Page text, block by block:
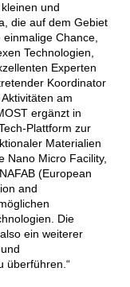
und
die auf dem Gebiet
Chance,
Technologien,
Experten
Koordinator
am
ergänzt in
Plattform zur
Materialien
Nano Micro Facility,
(European
and
Die
ein weiterer
überführen.“